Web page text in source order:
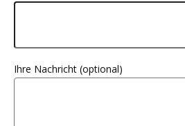
Ihre Nachricht (optional)